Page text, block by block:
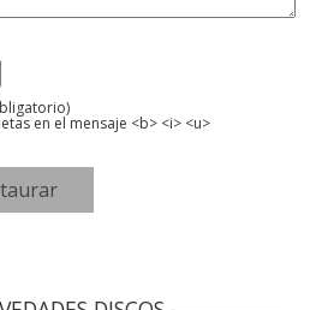
en el mensaje <b> <i> <u>